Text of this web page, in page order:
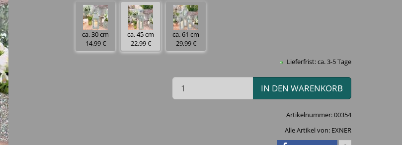
ca. 30 cm
14,99 €
ca. 45 cm
22,99 €
ca. 61 cm
29,99 €
Lieferfrist: ca. 3-5 Tage
IN DEN WARENKORB
Artikelnummer:00354
Alle Artikel von: EXNER